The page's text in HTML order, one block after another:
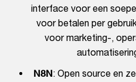
interface voor een
voor betalen per
voor marketing-,
N8N: Open source en